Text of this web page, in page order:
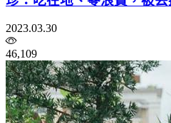
2023.03.30
46,109